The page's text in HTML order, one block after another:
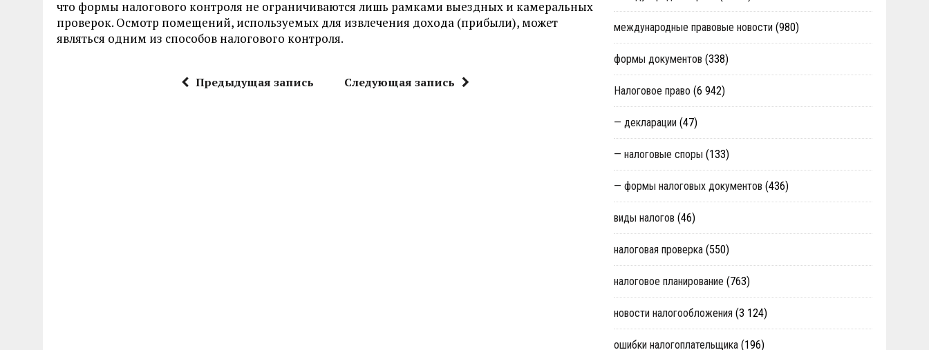
что формы налогового контроля не ограничиваются лишь рамками выездных и камеральных
проверок. Осмотр помещений, используемых для извлечения дохода (прибыли), может
являться одним из способов налогового контроля.
Предыдущая запись Следующая запись
международные правовые новости (980)
формы документов (338)
Налоговое право (6 942)
— декларации (47)
— налоговые споры (133)
— формы налоговых документов (436)
виды налогов (46)
налоговая проверка (550)
налоговое планирование (763)
новости налогообложения (3 124)
ошибки налогоплательщика (196)